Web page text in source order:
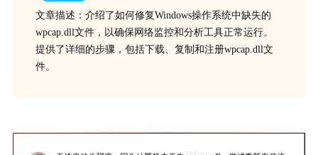
文章描述：介绍了如何修复Windows操作系统中缺失的
wpcap.dll文件，以确保网络监控和分析工具正常运行。
提供了详细的步骤，包括下载、复制和注册wpcap.dll文
件。